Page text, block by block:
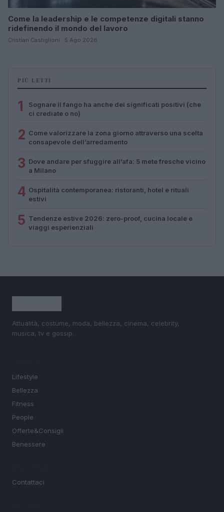
Come la leadership e le competenze digitali stanno
ridefinendo il mondo del lavoro
Cristian Castiglioni · 5 Ago 2026
PIÙ LETTI
1
Sognare il fango ha anche dei significati positivi (che
ci crediate o no)
2 Come valorizzare la zona giorno attraverso una scelta
consapevole dell’arredamento
3 Dove andare per sfuggire all’afa: 5 mete fresche vicino
a Milano
4 Ospitalità contemporanea: ristoranti, hotel e rituali
estivi
5 Tendenze estive 2026: zero-proof, cucina locale e
viaggi esperienziali
Attualità, costume, moda, bellezza, cinema, celebrity,
musica, tv e gossip.
Lifestyle
Bellezza
Fitness
People
Offerte&Consigli
Benessere
Contattaci